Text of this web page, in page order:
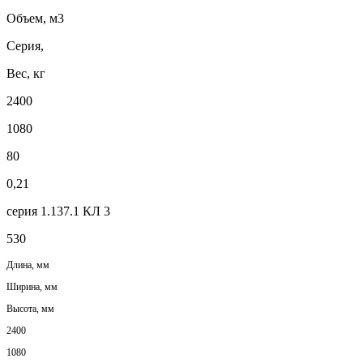
Объем, м3
Серия,
Вес, кг
2400
1080
80
0,21
серия 1.137.1 КЛ 3
530
Длина, мм
Ширина, мм
Высота, мм
2400
1080